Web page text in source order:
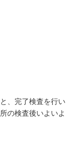
、完了検査を行い
の検査後いよいよ